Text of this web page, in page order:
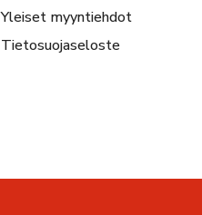
Yleiset myyntiehdot
Tietosuojaseloste